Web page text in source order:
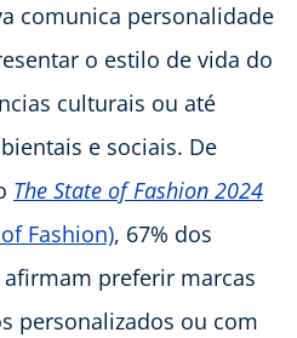
comunica personalidade
o estilo de vida do
culturais ou até
e sociais. De
The State of Fashion 2024
Fashion), 67% dos
preferir marcas
personalizados ou com